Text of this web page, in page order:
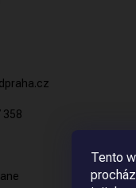
Tento
358